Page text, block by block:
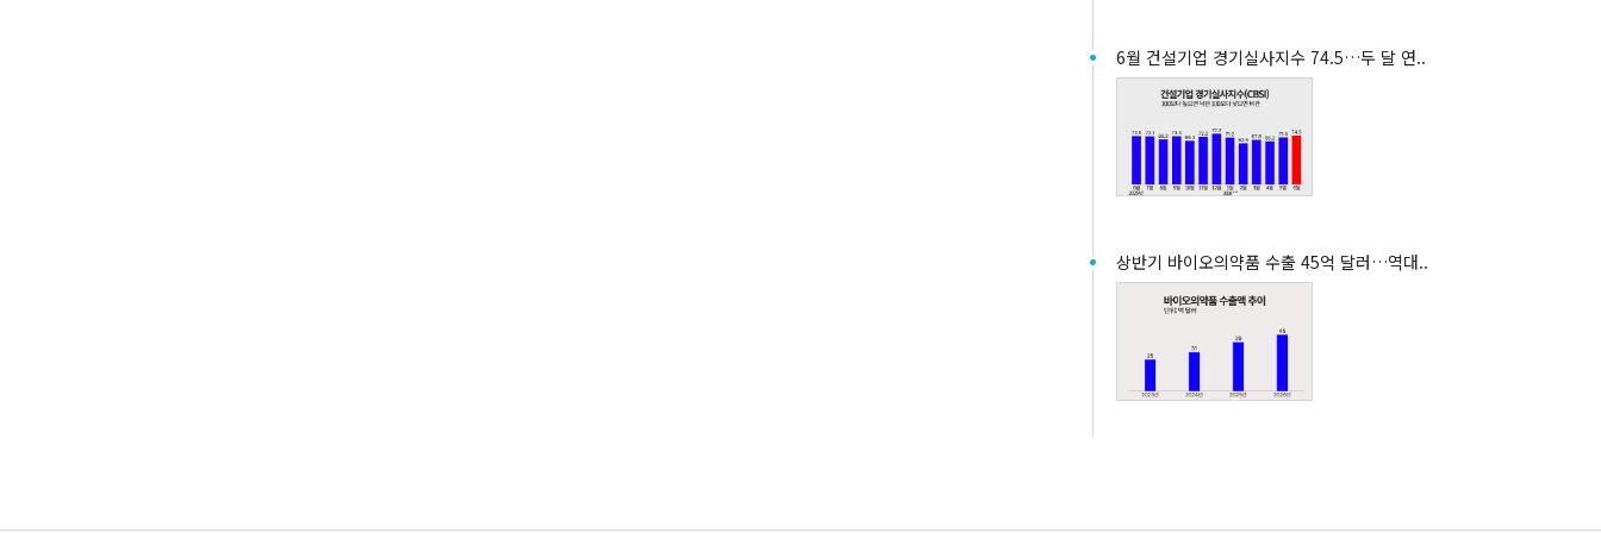
6월 건설기업 경기실사지수 74.5…두 달 연..
상반기 바이오의약품 수출 45억 달러…역대..